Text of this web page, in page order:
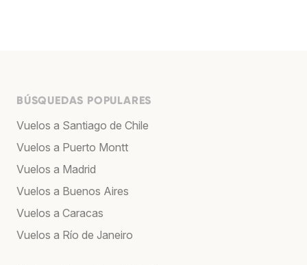
BÚSQUEDAS POPULARES
Vuelos a Santiago de Chile
Vuelos a Puerto Montt
Vuelos a Madrid
Vuelos a Buenos Aires
Vuelos a Caracas
Vuelos a Río de Janeiro